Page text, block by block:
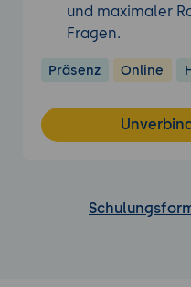
und maximaler
Fragen.
Präsenz Online